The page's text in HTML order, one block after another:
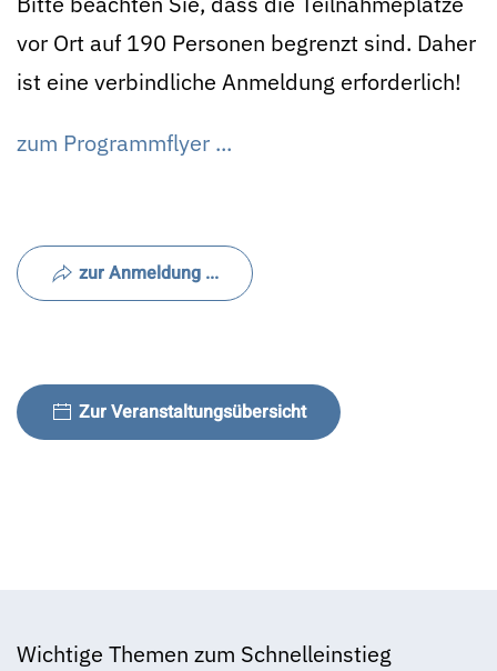
vor Ort auf 190 Personen begrenzt sind. Daher
ist eine verbindliche Anmeldung erforderlich!
zum Programmflyer ...
zur Anmeldung ...
Zur Veranstaltungsübersicht
Wichtige Themen zum Schnelleinstieg